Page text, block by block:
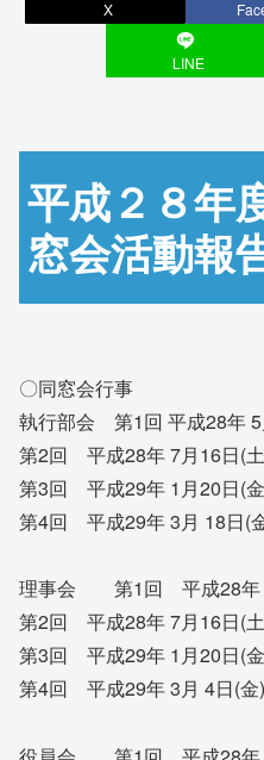
X
LINE
平成２８
窓会活動報
〇同窓会行事
執行部会 第1回 平成28年
第2回 平成28年 7月16日(
第3回 平成29年 1月20日(
第4回 平成29年 3月 18日(
理事会 第1回 平成28年
第2回 平成28年 7月16日(
第3回 平成29年 1月20日(
第4回 平成29年 3月 4日(金)